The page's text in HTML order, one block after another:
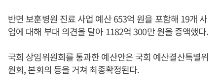
반면 보훈병원 진료 사업 예산 653억 원을 포함해 19개 사
업에 대해 부대 의견을 달아 1182억 300만 원을 증액했다.
국회 상임위원회를 통과한 예산안은 국회 예산결산특별위
원회, 본회의 등을 거쳐 최종확정된다.